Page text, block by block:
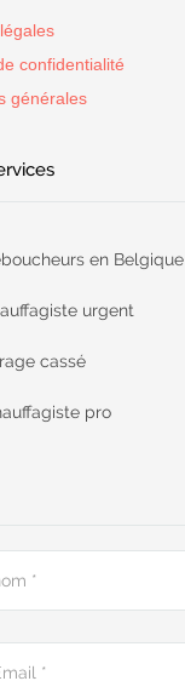
confidentialité
générales
en Belgique
urgent
cassé
pro